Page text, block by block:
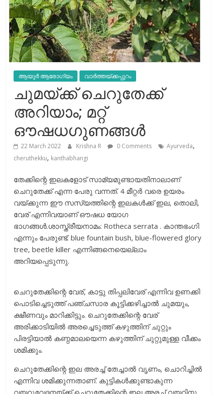
ആയുർ ആരോഗ്യം വാർത്തയ്ക്കപ്പുറം
ചുമയ്ക്ക് ചെറുതേക്ക്
അറിയാം; മറ്റ്
ഔഷധഗുണങ്ങള്‍
22 March 2022 Krishna R 0 Comments Ayurveda,
cheruthekku, kanthabhangi
തേക്കിന്റെ ഇലകളോട് സാമ്യമുണ്ടായതിനാലാണ്
ചെറുതേക്ക് എന്ന പേരു വന്നത്. 4 മീറ്റർ വരെ ഉയരം
വയ്ക്കുന്ന ഈ സസ്യത്തിന്റെ ഇലകൾക്ക് ഇല, തൊലി,
വേര് എന്നിവയാണ് ഔഷധ യോഗ
ഭാഗങ്ങൾ.ശാസ്ത്രീയനാമം: Rotheca serrata . കാന്തഭംഗി
എന്നും പേരുണ്ട്. blue fountain bush, blue-flowered glory
tree, beetle killer എന്നിങ്ങനെയെല്ലാം
അറിയപ്പെടുന്നു.
ചെറുതേക്കിന്റെ വേര്, കാട്ടു തിപ്പലിവേര് എന്നിവ ഉണക്കി
പൊടിച്ചെടുത്ത് പഞ്ചസാര കൂട്ടിക്കഴിച്ചാൽ ചുമയും,
ക്ഷീണവും മാറിക്കിട്ടും. ചെറുതേക്കിന്റെ വേര്
അരിക്കാടിയിൽ അരച്ചെടുത്ത് കഴുത്തിന് ചുറ്റും
പിരട്ടിയാൽ കണ്ഠമാലയെന്ന കഴുത്തിന് ചുറ്റുമുള്ള വീക്കം
ശമിക്കും.
ചെറുതേക്കിന്റെ ഇല അരച്ച് തേച്ചാൽ വൃണം, ചൊറിച്ചിൽ
എന്നിവ ശമിക്കുന്നതാണ്. കുട്ടികൾക്കുണ്ടാകുന്ന
വയറുവേദനയ്ക്ക് ചെറുതേക്കിന്റെ ഇല അരച്ച് വയറിനു